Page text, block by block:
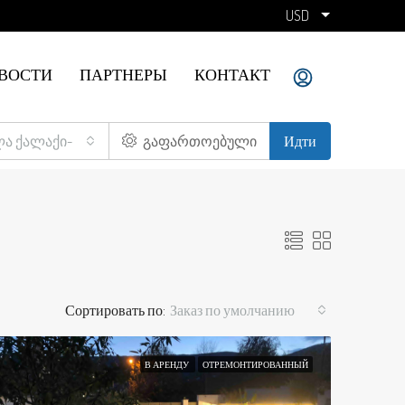
USD
ПАРТНЕРЫ КОНТАКТ
ქალაქი- გაფართოებული Идти
Сортировать по: Заказ по умолчанию
В АРЕНДУ ОТРЕМОНТИРОВАННЫЙ